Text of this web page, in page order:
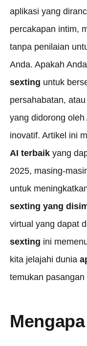
aplikasi yang
percakapan intim,
tanpa penilaian
Anda. Apakah
sexting untuk
persahabatan,
yang didorong
inovatif. Artikel ini
AI terbaik yang
2025, masing-
untuk
sexting yang
virtual yang dapat
sexting ini
kita jelajahi dunia
temukan